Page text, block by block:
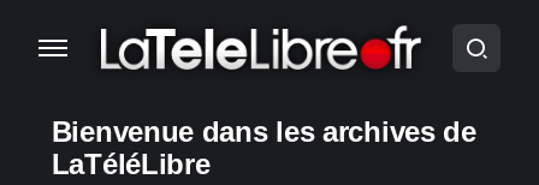
Bienvenue dans les archives de
LaTéléLibre